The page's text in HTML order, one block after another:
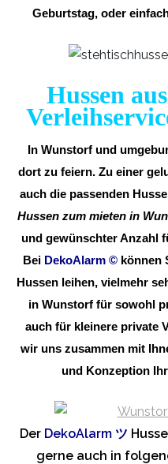
Geburtstag, oder
Hussen
In Wunstorf und
dort zu feiern. Zu einer
auch die passenden
Hussen zum mieten in
und gewünschter Anzahl
Bei DekoAlarm © können
Hussen leihen, vielmehr
in Wunstorf für sowohl
auch für kleinere private
wir uns zusammen mit
und Konzeption
Der DekoAlarm ツ
gerne auch in